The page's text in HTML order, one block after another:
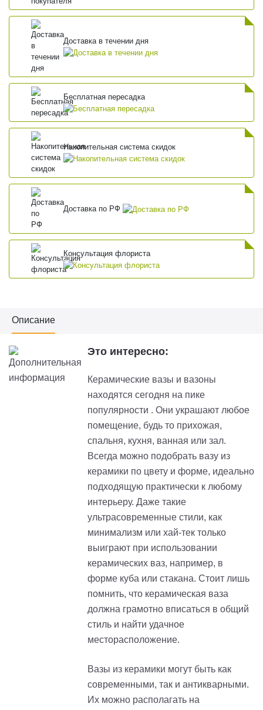
Доставка в течении дня
Бесплатная пересадка
Накопительная система скидок
Доставка по РФ
Консультация флориста
Описание
Это интересно:
Керамические вазы и вазоны
находятся сегодня на пике
популярности . Они украшают любое
помещение, будь то прихожая,
спальня, кухня, ванная или зал.
Всегда можно подобрать вазу из
керамики по цвету и форме, идеально
подходящую практически к любому
интерьеру. Даже такие
ультрасовременные стили, как
минимализм или хай-тек только
выиграют при использовании
керамических ваз, например, в
форме куба или стакана. Стоит лишь
помнить, что керамическая ваза
должна грамотно вписаться в общий
стиль и найти удачное
месторасположение.
Вазы из керамики могут быть как
современными, так и антикварными.
Их можно располагать на